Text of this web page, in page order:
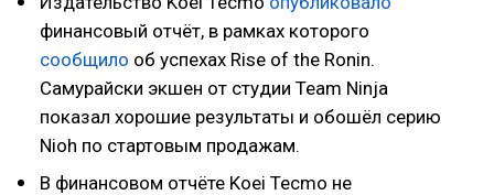
финансовый отчёт, в рамках которого
сообщило об успехах Rise of the Ronin.
Самурайски экшен от студии Team Ninja
показал хорошие результаты и обошёл серию
Nioh по стартовым продажам.
В финансовом отчёте Koei Tecmo не